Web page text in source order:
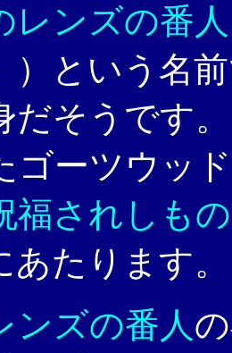
レンズの番
）という名
だそうです
ゴーツウッ
福されしも
たります。
ンズの番人